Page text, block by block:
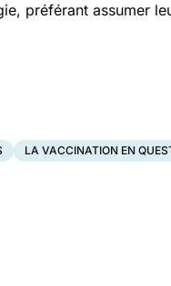
préférant assumer
LA VACCINATION EN